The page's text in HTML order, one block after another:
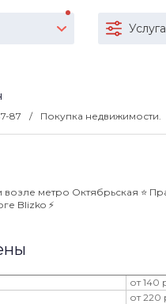
Услуга
87 Покупка недвижимости.
метро Октябрьская ⭐️
Blizko ⚡️
от 140
от 220